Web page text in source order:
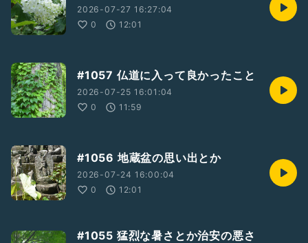
2026-07-27 16:27:04
0
12:01
#1057 仏道に入って良かったこと
2026-07-25 16:01:04
0
11:59
#1056 地蔵盆の思い出とか
2026-07-24 16:00:04
0
12:01
#1055 猛烈な暑さとか治安の悪さ